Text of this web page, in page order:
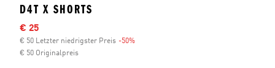
D4T X SHORTS
Sale-Preis
€ 25
€ 50 Letzter niedrigster Preis -50%
€ 50 Originalpreis